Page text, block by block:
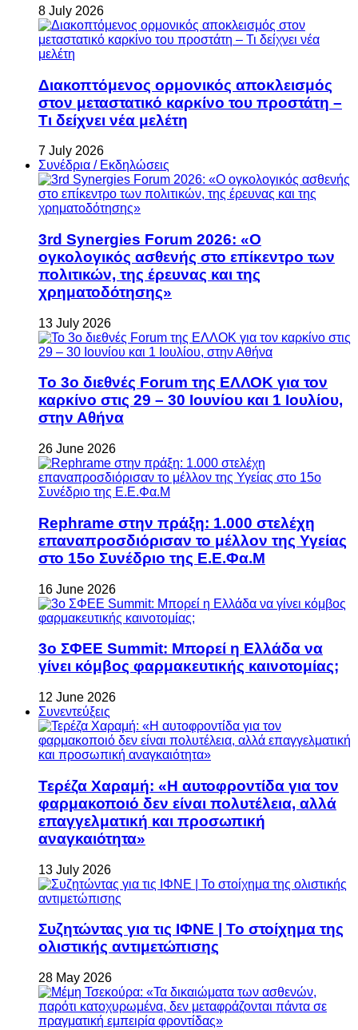
8 July 2026
Διακοπτόμενος ορμονικός αποκλεισμός
στον μεταστατικό καρκίνο του προστάτη –
Τι δείχνει νέα μελέτη
7 July 2026
Συνέδρια / Εκδηλώσεις
3rd Synergies Forum 2026: «Ο
ογκολογικός ασθενής στο επίκεντρο των
πολιτικών, της έρευνας και της
χρηματοδότησης»
13 July 2026
Το 3ο διεθνές Forum της ΕΛΛΟΚ για τον
καρκίνο στις 29 – 30 Ιουνίου και 1 Ιουλίου,
στην Αθήνα
26 June 2026
Rephrame στην πράξη: 1.000 στελέχη
επαναπροσδιόρισαν το μέλλον της Υγείας
στο 15ο Συνέδριο της Ε.Ε.Φα.Μ
16 June 2026
3ο ΣΦΕΕ Summit: Μπορεί η Ελλάδα να
γίνει κόμβος φαρμακευτικής καινοτομίας;
12 June 2026
Συνεντεύξεις
Τερέζα Χαραμή: «Η αυτοφροντίδα για τον
φαρμακοποιό δεν είναι πολυτέλεια, αλλά
επαγγελματική και προσωπική
αναγκαιότητα»
13 July 2026
Συζητώντας για τις ΙΦΝΕ | Το στοίχημα της
ολιστικής αντιμετώπισης
28 May 2026